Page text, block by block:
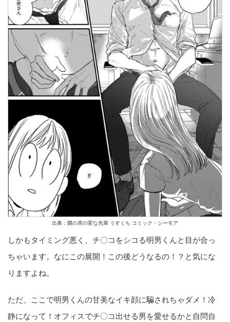
出典：隣の席の変な先輩 うすくち コミック・シーモア
しかもタイミング悪く、チ〇コをシコる明男くんと目が合っ
ちゃいます。なにこの展開！この後どうなるの！？と気にな
りますよね。
ただ、ここで明男くんの甘美なイキ顔に騙されちゃダメ！冷
静になって！オフィスでチ〇コ出せる男を愛せるかと自問自